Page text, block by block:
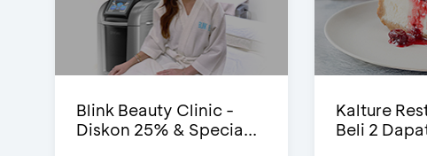
Blink Beauty Clinic -
Diskon 25% & Specia...
Kalture
Beli 2